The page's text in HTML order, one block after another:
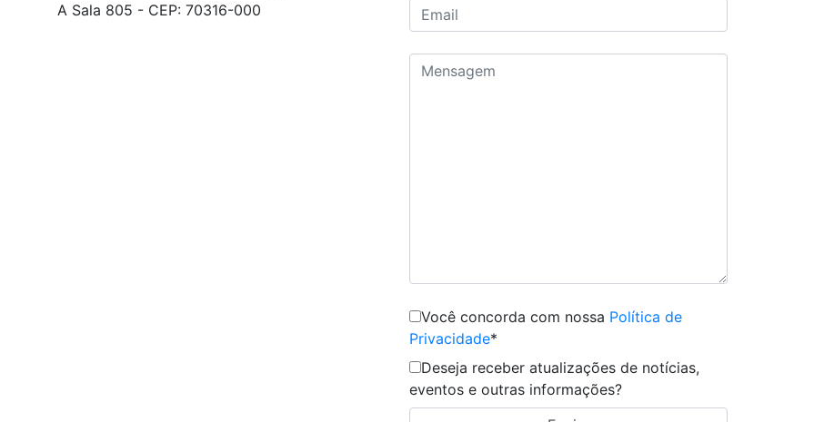
A Sala 805 - CEP: 70316-000
Você concorda com nossa Política de
Privacidade*
Deseja receber atualizações de notícias,
eventos e outras informações?